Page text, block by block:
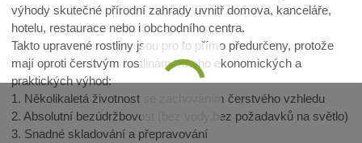
výhody skutečné přírodní zahrady uvnitř domova, kanceláře,
hotelu, restaurace nebo i obchodního centra.
Takto upravené rostliny jsou pro to přímo předurčeny, protože
mají oproti čerstvým rostlinám mnoho ekonomických a
praktických výhod:
1. Několikaletá životnost se zachováním čerstvého vzhledu
2. Absolutní bezúdržbovost (bez vody,bez požadavků na světlo)
3. Snadné skladování a přepravování